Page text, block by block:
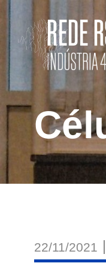
RS
Indústria
22/11/2021